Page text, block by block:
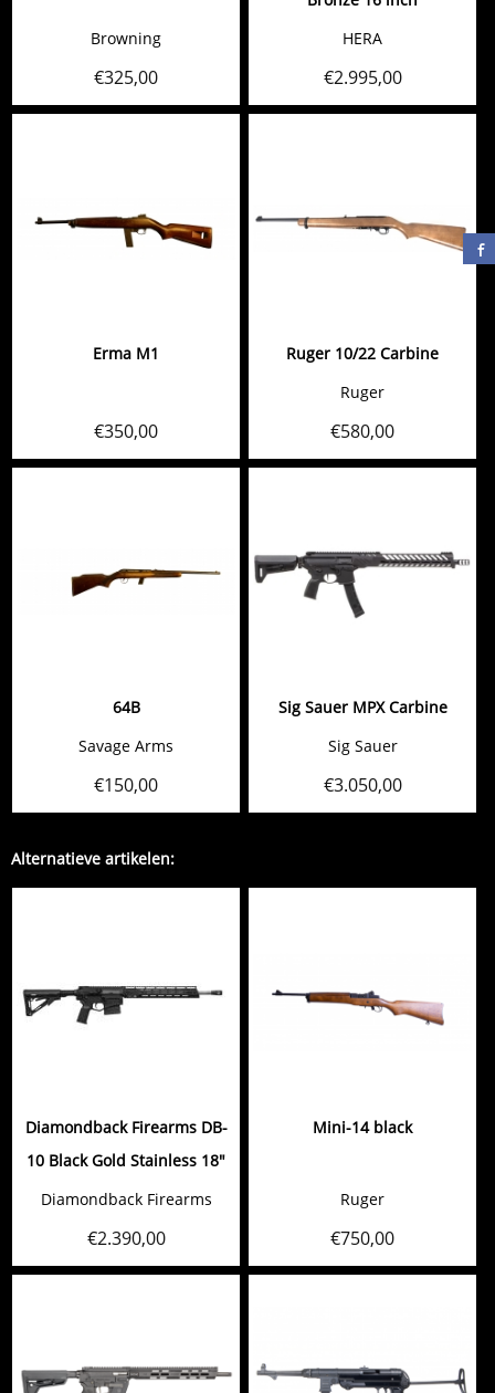
Browning
€325,00
HERA
€2.995,00
Erma M1
€350,00
Ruger 10/22 Carbine
Ruger
€580,00
64B
Savage Arms
€150,00
Sig Sauer MPX Carbine
Sig Sauer
€3.050,00
Alternatieve artikelen:
Diamondback Firearms DB-
10 Black Gold Stainless 18"
Diamondback Firearms
€2.390,00
Mini-14 black
Ruger
€750,00